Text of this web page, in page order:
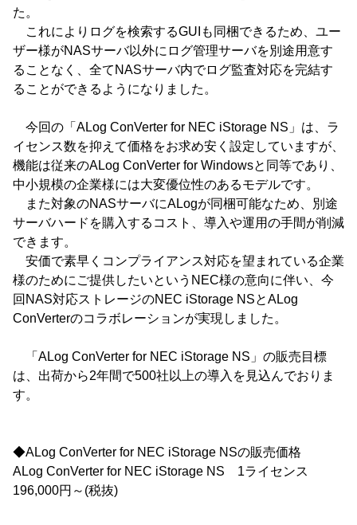
た。
これによりログを検索するGUIも同梱できるため、ユー
ザー様がNASサーバ以外にログ管理サーバを別途用意す
ることなく、全てNASサーバ内でログ監査対応を完結す
ることができるようになりました。
今回の「ALog ConVerter for NEC iStorage NS」は、ラ
イセンス数を抑えて価格をお求め安く設定していますが、
機能は従来のALog ConVerter for Windowsと同等であり、
中小規模の企業様には大変優位性のあるモデルです。
また対象のNASサーバにALogが同梱可能なため、別途
サーバハードを購入するコスト、導入や運用の手間が削減
できます。
安価で素早くコンプライアンス対応を望まれている企業
様のためにご提供したいというNEC様の意向に伴い、今
回NAS対応ストレージのNEC iStorage NSとALog
ConVerterのコラボレーションが実現しました。
「ALog ConVerter for NEC iStorage NS」の販売目標
は、出荷から2年間で500社以上の導入を見込んでおりま
す。
◆ALog ConVerter for NEC iStorage NSの販売価格
ALog ConVerter for NEC iStorage NS 1ライセンス
196,000円～(税抜)